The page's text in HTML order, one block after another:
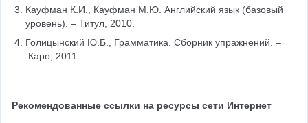
Кауфман К.И., Кауфман М.Ю. Английский язык (базовый
уровень). – Титул, 2010.
Голицынский Ю.Б., Грамматика. Сборник упражнений. –
Каро, 2011.
Рекомендованные ссылки на ресурсы сети Интернет